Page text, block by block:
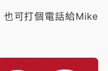
可打個電話給Mike